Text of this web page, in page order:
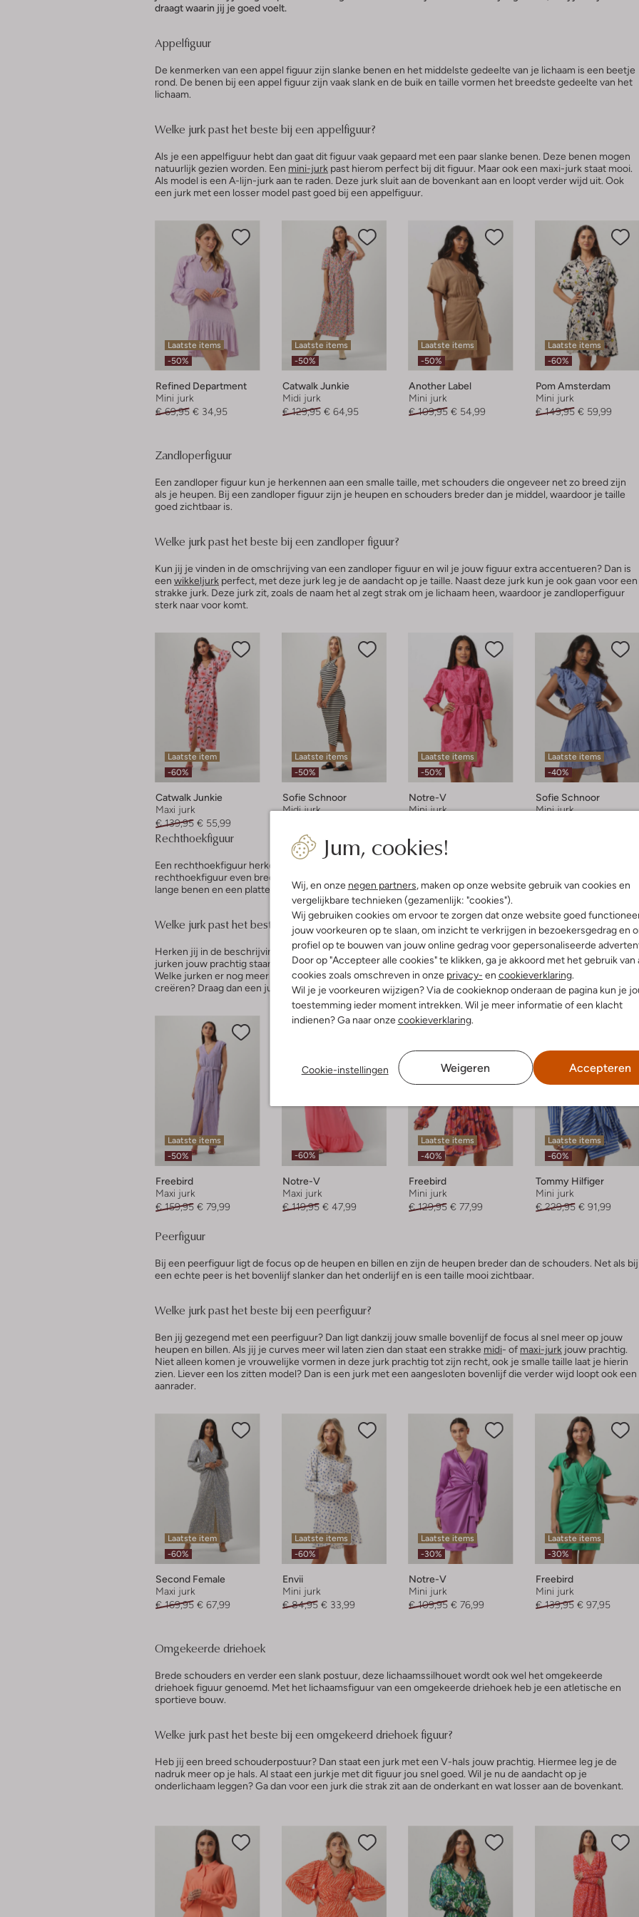
Jum, cookies!
Wij, en onze negen partners, maken op onze website gebruik van cookies en
vergelijkbare technieken (gezamenlijk: "cookies").
Wij gebruiken cookies om ervoor te zorgen dat onze website goed
jouw voorkeuren op te slaan, om inzicht te verkrijgen in bezoekersgedrag en
profiel op te bouwen van jouw online gedrag voor gepersonaliseerde
Door op "Accepteer alle cookies" te klikken, ga je akkoord met het gebruik van
cookies zoals omschreven in onze privacy- en cookieverklaring.
Wil je je voorkeuren wijzigen? Via de cookieknop onderaan de pagina kun je
toestemming ieder moment intrekken. Wil je meer informatie of een klacht
indienen? Ga naar onzecookieverklaring.
Cookie-instellingen Weigeren Accepteren
draagt waarin jij je goed voelt.
Appelfiguur
De kenmerken van een appel figuur zijn slanke benen en het middelste gedeelte van je lichaam is een beetje
rond. De benen bij een appel figuur zijn vaak slank en de buik en taille vormen het breedste gedeelte van het
lichaam.
Welke jurk past het beste bij een appelfiguur?
Als je een appelfiguur hebt dan gaat dit figuur vaak gepaard met een paar slanke benen. Deze benen mogen
natuurlijk gezien worden. Een mini-jurk past hierom perfect bij dit figuur. Maar ook een maxi-jurk staat mooi.
Als model is een A-lijn-jurk aan te raden. Deze jurk sluit aan de bovenkant aan en loopt verder wijd uit. Ook
een jurk met een losser model past goed bij een appelfiguur.
Laatste items
-50%
Refined Department
Mini jurk
€ 69,95 € 34,95
Laatste items
-50%
Catwalk Junkie
Midi jurk
€ 129,95 € 64,95
Laatste items
-50%
Another Label
Mini jurk
€ 109,95 € 54,99
Laatste items
-60%
Pom Amsterdam
Mini jurk
€ 149,95 € 59,99
Zandloperfiguur
Een zandloper figuur kun je herkennen aan een smalle taille, met schouders die ongeveer net zo breed zijn
als je heupen. Bij een zandloper figuur zijn je heupen en schouders breder dan je middel, waardoor je taille
goed zichtbaar is.
Welke jurk past het beste bij een zandloper figuur?
Kun jij je vinden in de omschrijving van een zandloper figuur en wil je jouw figuur extra accentueren? Dan is
een wikkeljurk perfect, met deze jurk leg je de aandacht op je taille. Naast deze jurk kun je ook gaan voor een
strakke jurk. Deze jurk zit, zoals de naam het al zegt strak om je lichaam heen, waardoor je zandloperfiguur
sterk naar voor komt.
Laatste item
-60%
Catwalk Junkie
Maxi jurk
€ 139,95 € 55,99
Laatste items
-50%
Sofie Schnoor
Midi jurk
Laatste items
-50%
Notre-V
Mini jurk
Laatste items
-40%
Sofie Schnoor
Mini jurk
Rechthoekfiguur
Een rechthoekfiguur herken je aan, zoals het woord al zegt, het rechte silhouet. Het lichaam is bij een
rechthoekfiguur even breed en curves zijn minder aanwezig. Kortom het is een mooi slank postuur met vaak
lange benen en een platte buik.
Welke jurk past het beste bij een rechthoekfiguur?
Herken jij in de beschrijving van een rechthoekfiguur? Dan zit je in de luxepositie dat veel verschillende
jurken jouw prachtig staan. Zoals een jurk dat aan de bovenkant strak zit en verder naar onder wijd uitloopt.
Welke jurken er nog meer bij een rechthoekfiguur passen is ook een A-lijn-jurk. Wil je iets meer curves
creëren? Draag dan een jurk met een riem of ceintuur, hiermee maak je meer taille.
Laatste items
-50%
Freebird
Maxi jurk
€ 159,95 € 79,99
-60%
Notre-V
Maxi jurk
€ 119,95 € 47,99
Laatste items
-40%
Freebird
Mini jurk
€ 129,95 € 77,99
Laatste items
-60%
Tommy Hilfiger
Mini jurk
€ 229,95 € 91,99
Peerfiguur
Bij een peerfiguur ligt de focus op de heupen en billen en zijn de heupen breder dan de schouders. Net als bij
een echte peer is het bovenlijf slanker dan het onderlijf en is een taille mooi zichtbaar.
Welke jurk past het beste bij een peerfiguur?
Ben jij gezegend met een peerfiguur? Dan ligt dankzij jouw smalle bovenlijf de focus al snel meer op jouw
heupen en billen. Als jij je curves meer wil laten zien dan staat een strakke midi- of maxi-jurk jouw prachtig.
Niet alleen komen je vrouwelijke vormen in deze jurk prachtig tot zijn recht, ook je smalle taille laat je hierin
zien. Liever een los zitten model? Dan is een jurk met een aangesloten bovenlijf die verder wijd loopt ook een
aanrader.
Laatste item
-60%
Second Female
Maxi jurk
€ 169,95 € 67,99
Laatste items
-60%
Envii
Mini jurk
€ 84,95 € 33,99
Laatste items
-30%
Notre-V
Mini jurk
€ 109,95 € 76,99
Laatste items
-30%
Freebird
Mini jurk
€ 139,95 € 97,95
Omgekeerde driehoek
Brede schouders en verder een slank postuur, deze lichaamssilhouet wordt ook wel het omgekeerde
driehoek figuur genoemd. Met het lichaamsfiguur van een omgekeerde driehoek heb je een atletische en
sportieve bouw.
Welke jurk past het beste bij een omgekeerd driehoek figuur?
Heb jij een breed schouderpostuur? Dan staat een jurk met een V-hals jouw prachtig. Hiermee leg je de
nadruk meer op je hals. Al staat een jurkje met dit figuur jou snel goed. Wil je nu de aandacht op je
onderlichaam leggen? Ga dan voor een jurk die strak zit aan de onderkant en wat losser aan de bovenkant.